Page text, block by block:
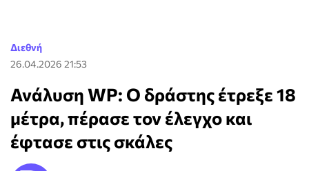
Διεθνή
26.04.2026 21:53
Ανάλυση WP: Ο δράστης έτρεξε 18
μέτρα, πέρασε τον έλεγχο και
έφτασε στις σκάλες